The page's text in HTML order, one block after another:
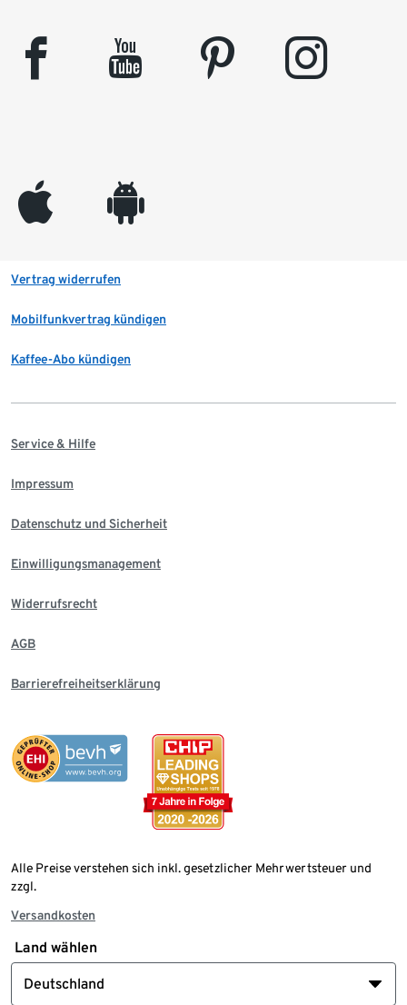
facebook youtube pinterest instagram
appleinc android
Vertrag widerrufen
Mobilfunkvertrag kündigen
Kaffee-Abo kündigen
Service & Hilfe
Impressum
Datenschutz und Sicherheit
Einwilligungsmanagement
Widerrufsrecht
AGB
Barrierefreiheitserklärung
Alle Preise verstehen sich inkl. gesetzlicher Mehrwertsteuer und
zzgl.
Versandkosten
Land wählen
Deutschland